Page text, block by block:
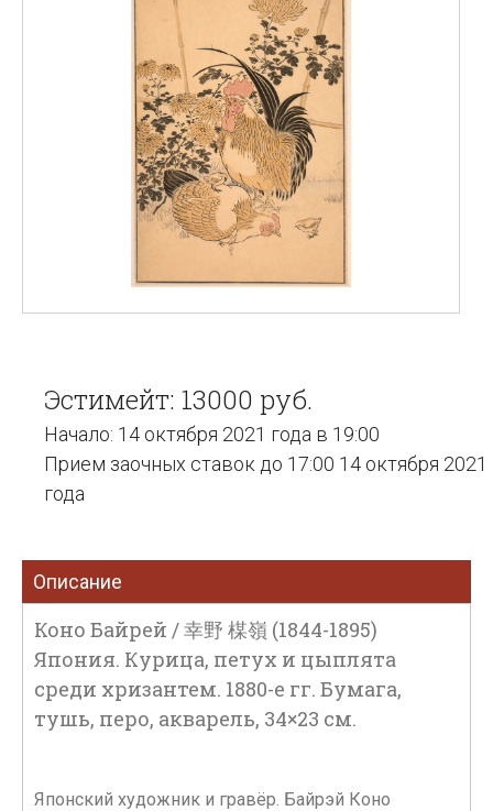
Эстимейт: 13000 руб.
Начало: 14 октября 2021 года в 19:00
Прием заочных ставок до 17:00 14 октября 2021
года
Описание
Коно Байрей / 幸野 楳嶺 (1844-1895)
Япония. Курица, петух и цыплята
среди хризантем. 1880-е гг. Бумага,
тушь, перо, акварель, 34×23 см.
Японский художник и гравёр. Байрэй Коно